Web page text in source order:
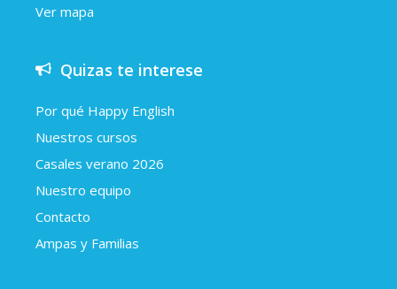
Ver mapa
Quizas te interese
Por qué Happy English
Nuestros cursos
Casales verano 2026
Nuestro equipo
Contacto
Ampas y Familias